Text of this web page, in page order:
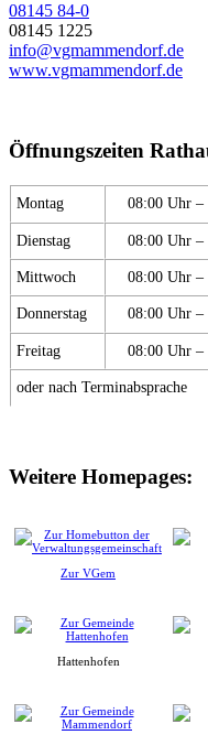
08145 84-0
08145 1225
info@vgmammendorf.de
www.vgmammendorf.de
Öffnungszeiten
Montag 08:00 Uhr –
Dienstag 08:00 Uhr –
Mittwoch 08:00 Uhr –
Donnerstag 08:00 Uhr –
Freitag 08:00 Uhr –
oder nach Terminabsprache
Weitere Homepages:
Zur VGem
Hattenhofen